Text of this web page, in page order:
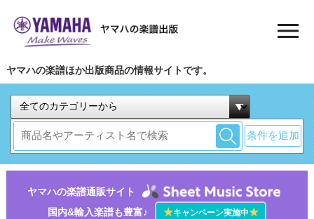
ヤマハの楽譜ほか出版商品の情報サイトです。
条件を追加
ヤマハの楽譜通販サイト
国内&輸入楽譜も豊富♪
★キャンペーン実施中★